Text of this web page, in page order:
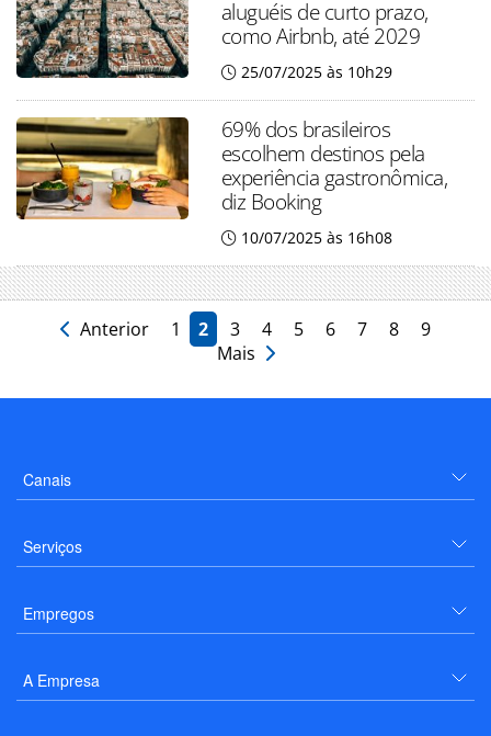
aluguéis de curto prazo,
como Airbnb, até 2029
25/07/2025 às 10h29
69% dos brasileiros
escolhem destinos pela
experiência gastronômica,
diz Booking
10/07/2025 às 16h08
Anterior 1 2 3 4 5 6 7 8
9
Mais
Canais
Serviços
Empregos
A Empresa